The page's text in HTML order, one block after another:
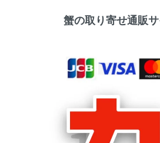
蟹の取り寄せ通販サ